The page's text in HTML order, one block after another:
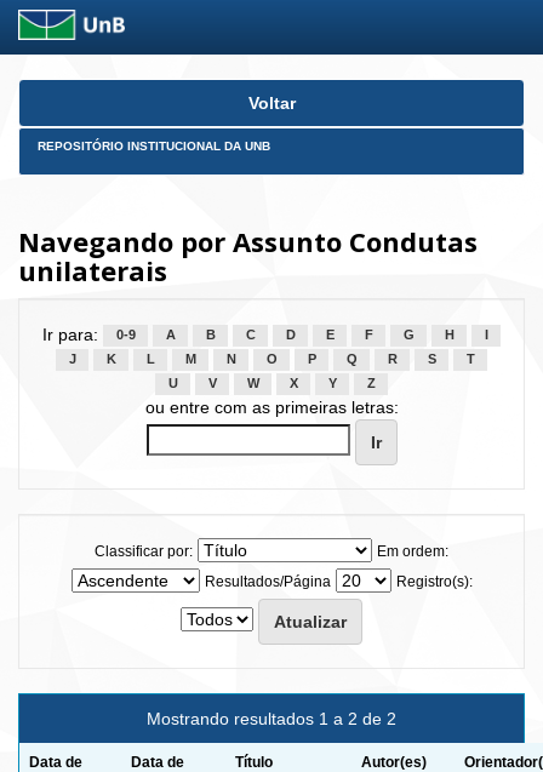
Skip
Voltar
REPOSITÓRIO INSTITUCIONAL DA UNB
Navegando por Assunto Condutas
unilaterais
Ir para: 0-9 A B C D E F G H
J
K L M N O P Q R S
T
U
V W X Y Z
ou entre com as primeiras letras:
Classificar por:
Em ordem:
Resultados/Página
Registro(s):
Mostrando resultados 1 a 2 de 2
Data de
Data de
Título Autor(es)